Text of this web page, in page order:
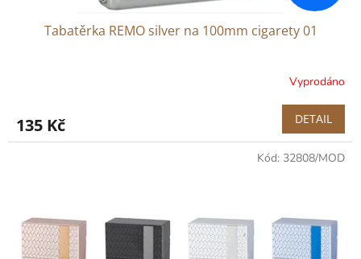
Tabatěrka REMO silver na 100mm cigarety 01
Vyprodáno
135 Kč DETAIL
Kód: 32808/MOD